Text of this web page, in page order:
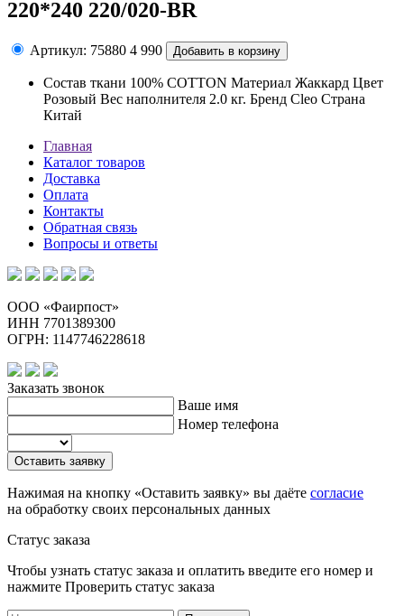
220*240 220/020-BR
Артикул: 75880 4 990
Состав ткани 100% COTТON Материал Жаккард Цвет
Розовый Вес наполнителя 2.0 кг. Бренд Cleo Страна
Китай
Главная
Каталог товаров
Доставка
Оплата
Контакты
Обратная связь
Вопросы и ответы
ООО «Фаирпост»
ИНН 7701389300
ОГРН: 1147746228618
Заказать звонок
Ваше имя
Номер телефона
Оставить заявку
Нажимая на кнопку «Оставить заявку» вы даёте согласие
на обработку своих персональных данных
Статус заказа
Чтобы узнать статус заказа и оплатить введите его номер и
нажмите Проверить статус заказа